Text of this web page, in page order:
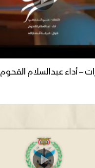
– أداء عبدالسلام القحوم 1448هـ